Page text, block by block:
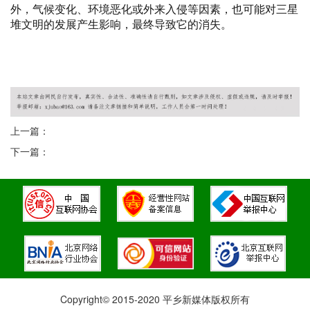
外，气候变化、环境恶化或外来入侵等因素，也可能对三星
堆文明的发展产生影响，最终导致它的消失。
上一篇：
下一篇：
Copyright© 2015-2020 平乡新媒体版权所有